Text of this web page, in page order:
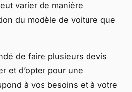
varier de manière
du modèle de voiture que
de faire plusieurs devis
et d’opter pour une
à vos besoins et à votre